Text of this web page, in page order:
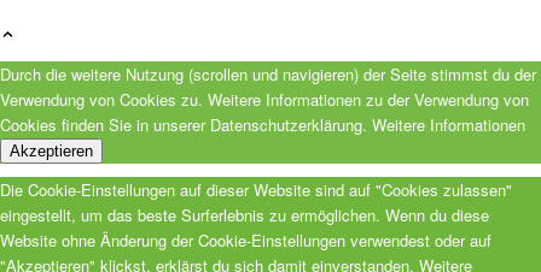
Durch die weitere Nutzung (scrollen und navigieren) der Seite stimmst du der
Verwendung von Cookies zu. Weitere Informationen zu der Verwendung von
Cookies finden Sie in unserer Datenschutzerklärung. Weitere Informationen
Akzeptieren
Die Cookie-Einstellungen auf dieser Website sind auf "Cookies zulassen"
eingestellt, um das beste Surferlebnis zu ermöglichen. Wenn du diese
Website ohne Änderung der Cookie-Einstellungen verwendest oder auf
"Akzeptieren" klickst, erklärst du sich damit einverstanden. Weitere